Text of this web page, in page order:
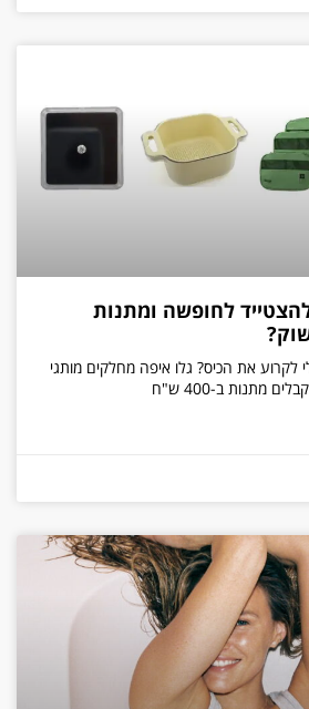
איך להצטייד לחופשה ומתנות
לקרוע את הכיס? גלו איפה מחלקים מותגי